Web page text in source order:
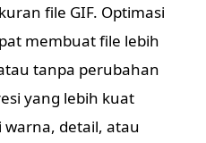
file GIF. Optimasi
membuat file lebih
tanpa perubahan
yang lebih kuat
detail, atau